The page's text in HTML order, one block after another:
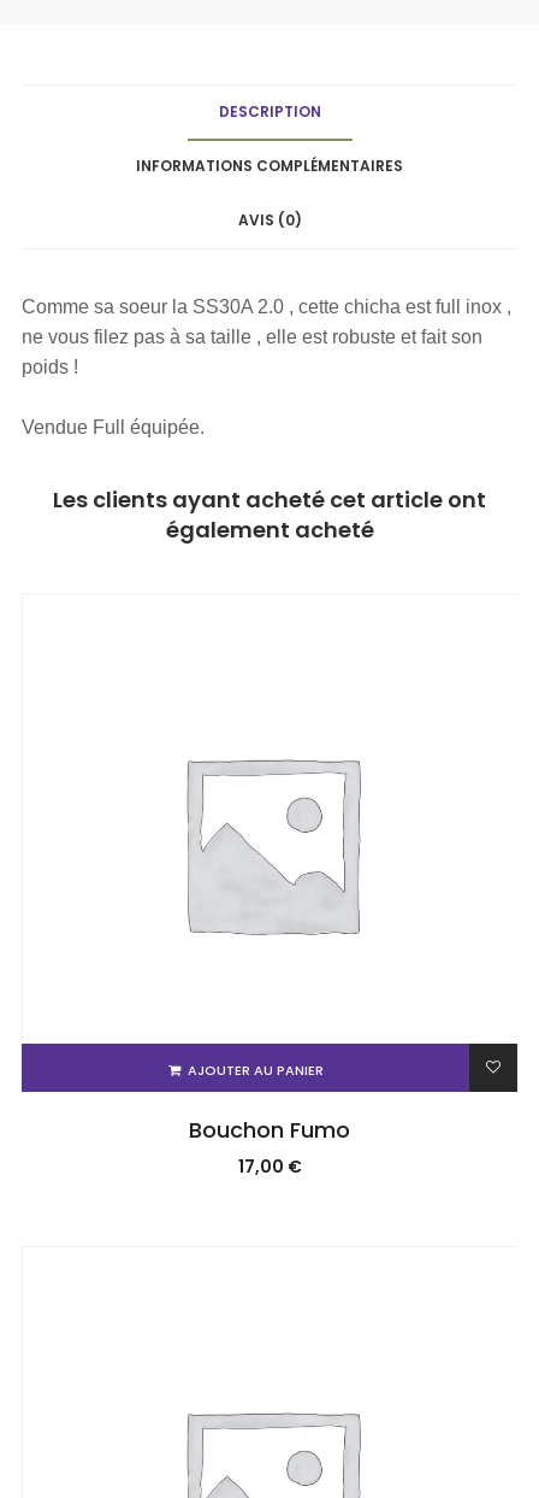
DESCRIPTION
INFORMATIONS COMPLÉMENTAIRES
AVIS (0)
Comme sa soeur la SS30A 2.0 , cette chicha est full inox ,
ne vous filez pas à sa taille , elle est robuste et fait son
poids !
Vendue Full équipée.
Les clients ayant acheté cet article ont
également acheté
AJOUTER AU PANIER
Bouchon Fumo
17,00 €